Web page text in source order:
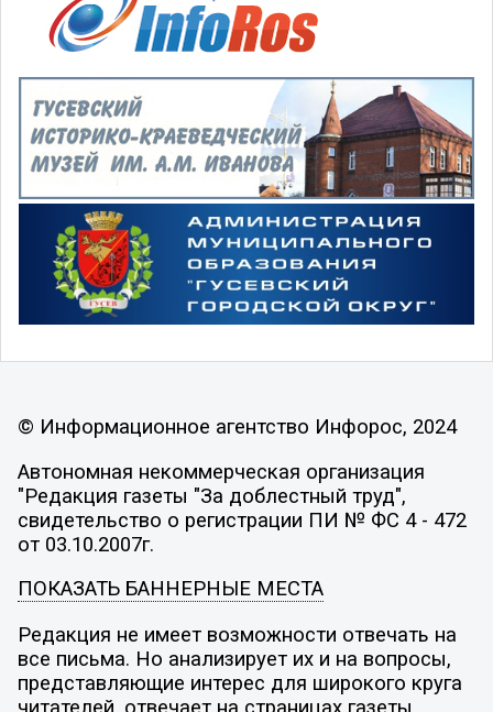
© Информационное агентство Инфорос, 2024
Автономная некоммерческая организация
"Редакция газеты "За доблестный труд",
свидетельство о регистрации ПИ № ФС 4 - 472
от 03.10.2007г.
ПОКАЗАТЬ БАННЕРНЫЕ МЕСТА
Редакция не имеет возможности отвечать на
все письма. Но анализирует их и на вопросы,
представляющие интерес для широкого круга